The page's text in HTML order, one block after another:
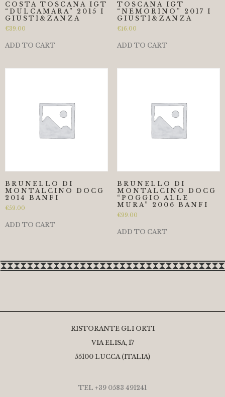
COSTA TOSCANA IGT
“DULCAMARA” 2015 I
GIUSTI&ZANZA
€39.00
ADD TO CART
TOSCANA IGT
“NEMORINO” 2017 I
GIUSTI&ZANZA
€16.00
ADD TO CART
BRUNELLO DI
MONTALCINO DOCG
2014 BANFI
€59.00
ADD TO CART
BRUNELLO DI
MONTALCINO DOCG
“POGGIO ALLE
MURA” 2006 BANFI
€99.00
ADD TO CART
RISTORANTE GLI ORTI
VIA ELISA, 17
55100 LUCCA (ITALIA)
TEL +39 0583 491241